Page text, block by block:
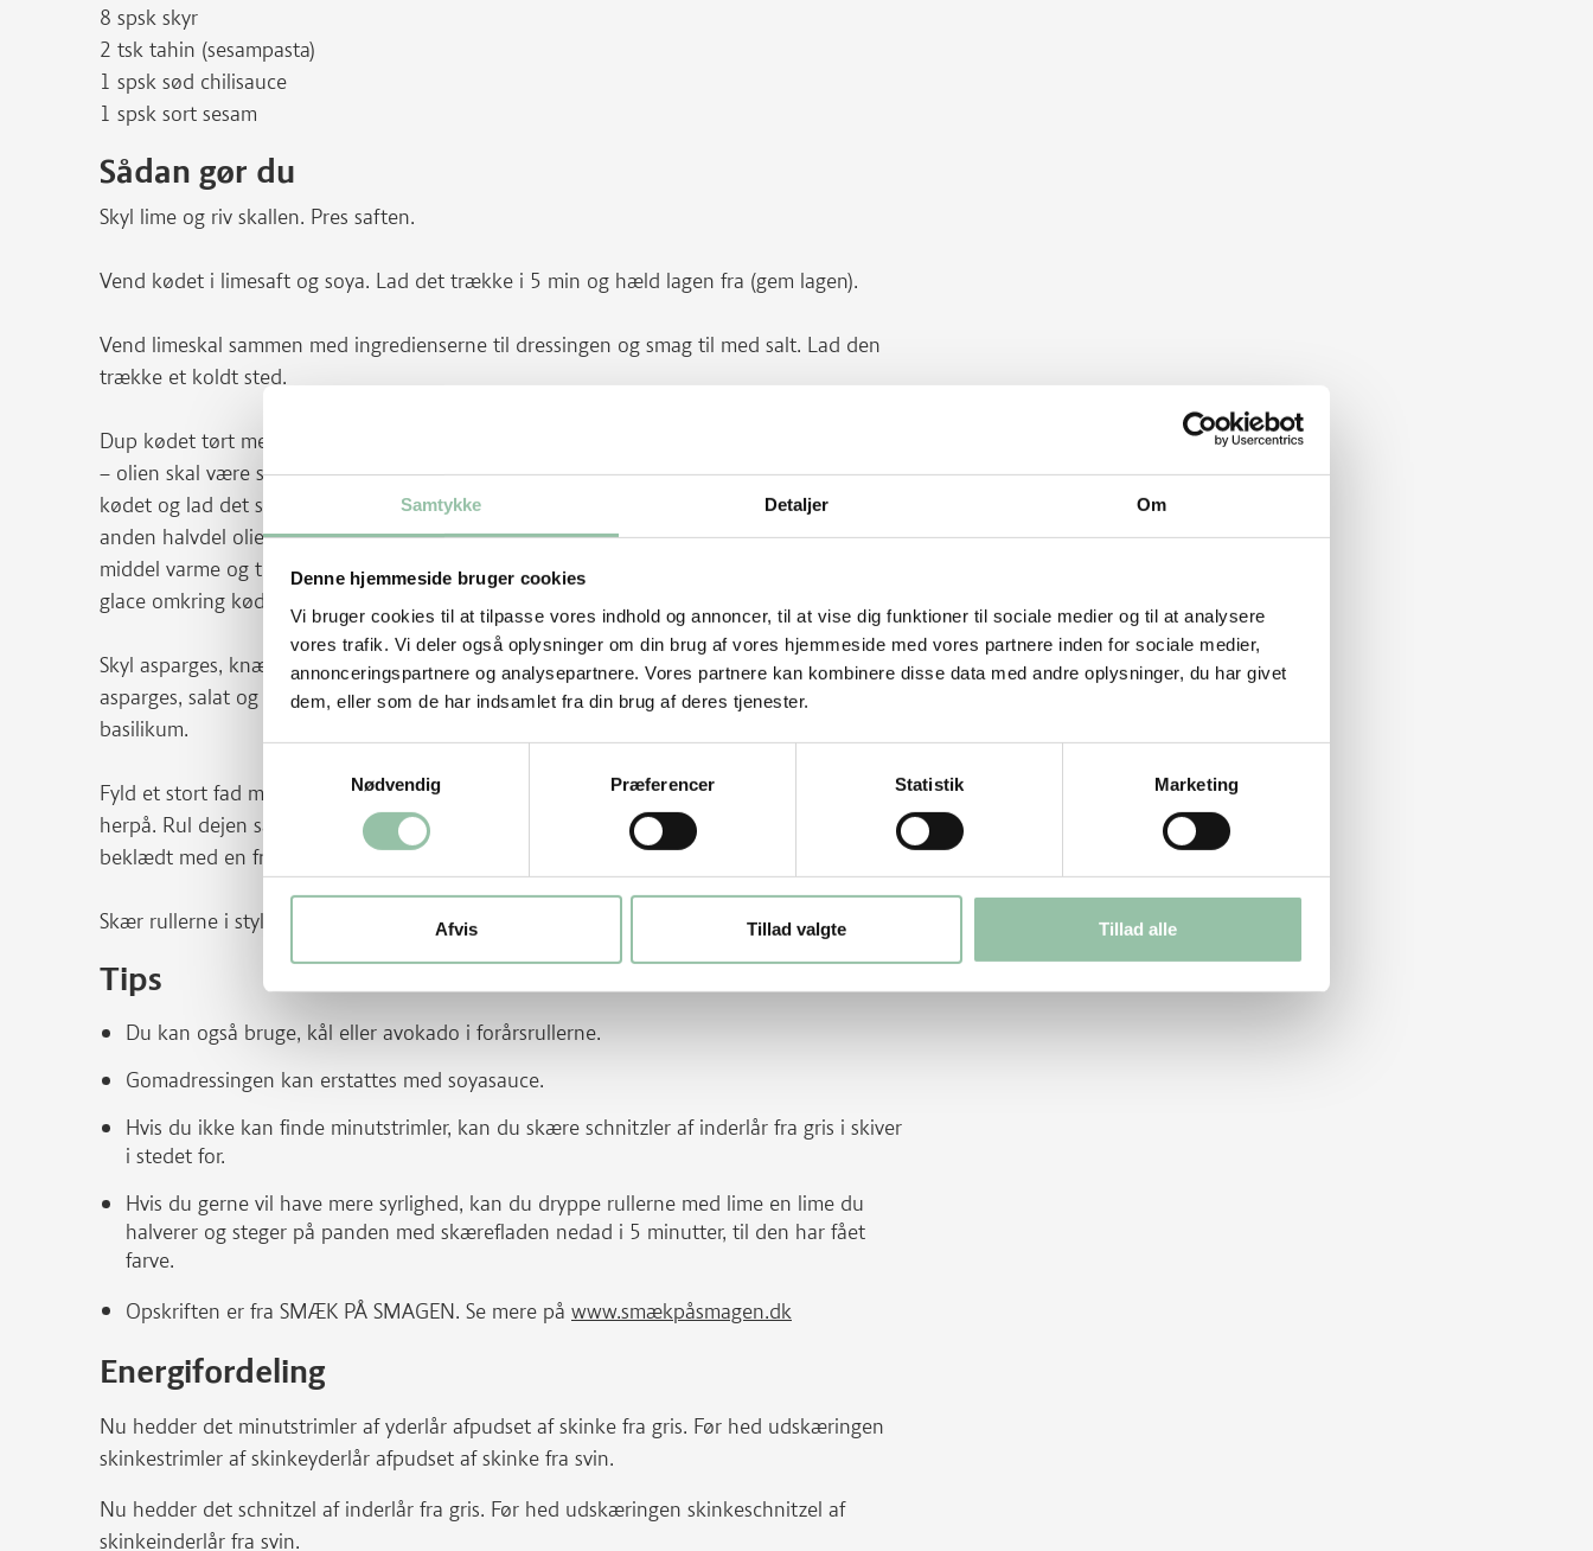
Samtykke Detaljer Om
Denne hjemmeside bruger cookies
Vi bruger cookies til at tilpasse vores indhold og annoncer, til at vise dig funktioner til sociale medier og til at analysere
vores trafik. Vi deler også oplysninger om din brug af vores hjemmeside med vores partnere inden for sociale medier,
annonceringspartnere og analysepartnere. Vores partnere kan kombinere disse data med andre oplysninger, du har givet
dem, eller som de har indsamlet fra din brug af deres tjenester.
Nødvendig
Præferencer Statistik Marketing
Afvis Tillad valgte Tillad alle
8 spsk skyr
2 tsk tahin (sesampasta)
1 spsk sød chilisauce
1 spsk sort sesam
Sådan gør du
Skyl lime og riv skallen. Pres saften.
Vend kødet i limesaft og soya. Lad det trække i 5 min og hæld lagen fra (gem lagen).
Vend limeskal sammen med ingredienserne til dressingen og smag til med salt. Lad den
trække et koldt sted.
Dup kødet tørt med køkkenrulle. Varm halvdelen af olien på en pande ved kraftig varme
– olien skal være så varm et det ’siger lyde’ når kødet kommer på. Tilsæt halvdelen af
kødet og lad det stege på alle sider i 1-½ minut. Kom kødet på en tallerken. Varm den
anden halvdel olie ved kraftig varme og brun resten af kødet i 1-½ minut. Skru ned til
middel varme og tilsæt det andet kød og lagen. Steg kødet til væsken er reduceret til en
glace omkring kødet. Hæld kødet over på en tallerken.
Skyl asparges, knæk stilken over og kassér den grove ende. Skyl chili og salat. Skær
asparges, salat og chili i strimler. Skræl og riv gulerødder eller skær i tynde strimler. Skyl
basilikum.
Fyld et stort fad med koldt vand. Vend hurtigt en risdej heri og fordel kød og grøntsager
herpå. Rul dejen sammen om fyldet, til en rulle. Læg rullerne på et fad eller en tallerken,
beklædt med en frysepose. Fortsæt til der ikke er mere fyld.
Skær rullerne i stykker ved servering – 1 eller 2 gange, afhængig af længden.
Tips
Du kan også bruge, kål eller avokado i forårsrullerne.
Gomadressingen kan erstattes med soyasauce.
Hvis du ikke kan finde minutstrimler, kan du skære schnitzler af inderlår fra gris i skiver
i stedet for.
Hvis du gerne vil have mere syrlighed, kan du dryppe rullerne med lime en lime du
halverer og steger på panden med skærefladen nedad i 5 minutter, til den har fået
farve.
Opskriften er fra SMÆK PÅ SMAGEN. Se mere på www.smækpåsmagen.dk
Energifordeling
Nu hedder det minutstrimler af yderlår afpudset af skinke fra gris. Før hed udskæringen
skinkestrimler af skinkeyderlår afpudset af skinke fra svin.
Nu hedder det schnitzel af inderlår fra gris. Før hed udskæringen skinkeschnitzel af
skinkeinderlår fra svin.